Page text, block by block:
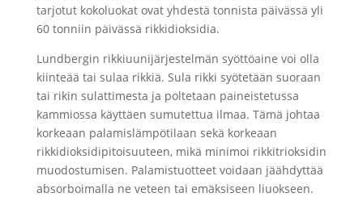
tarjotut kokoluokat ovat yhdestä tonnista päivässä yli
60 tonniin päivässä rikkidioksidia.
Lundbergin rikkiuunijärjestelmän syöttöaine voi olla
kiinteää tai sulaa rikkiä. Sula rikki syötetään suoraan
tai rikin sulattimesta ja poltetaan paineistetussa
kammiossa käyttäen sumutettua ilmaa. Tämä johtaa
korkeaan palamislämpötilaan sekä korkeaan
rikkidioksidipitoisuuteen, mikä minimoi rikkitrioksidin
muodostumisen. Palamistuotteet voidaan jäähdyttää
absorboimalla ne veteen tai emäksiseen liuokseen.